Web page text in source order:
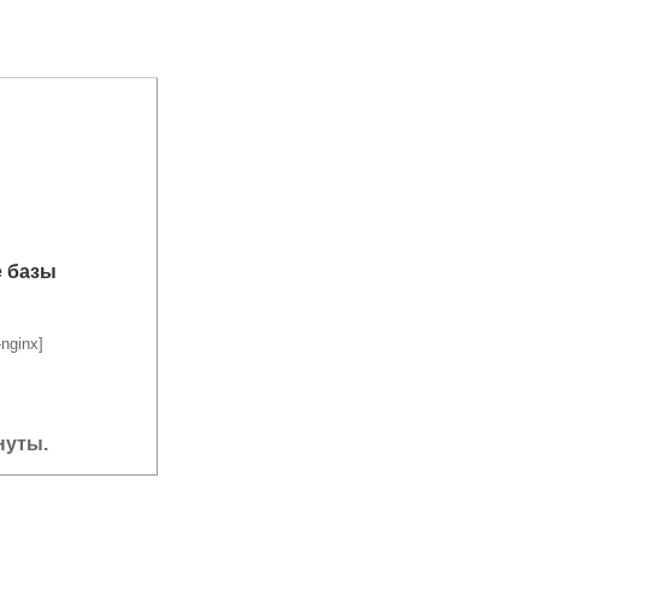
базы